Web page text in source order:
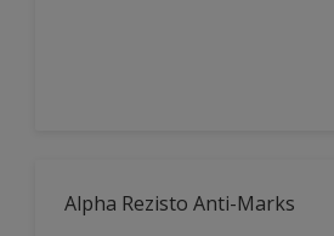
Alpha Rezisto Anti-Marks